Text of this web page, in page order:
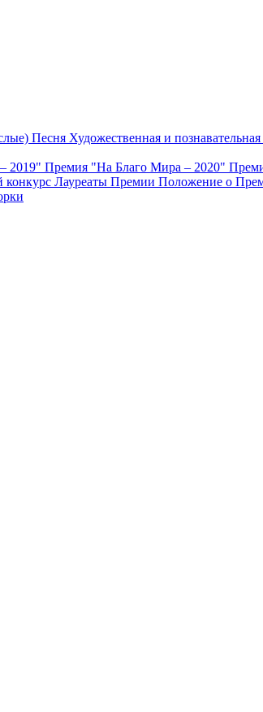
Песня Художественная и познавательная
2019" Премия "На Благо Мира – 2020"
Лауреаты Премии Положение о